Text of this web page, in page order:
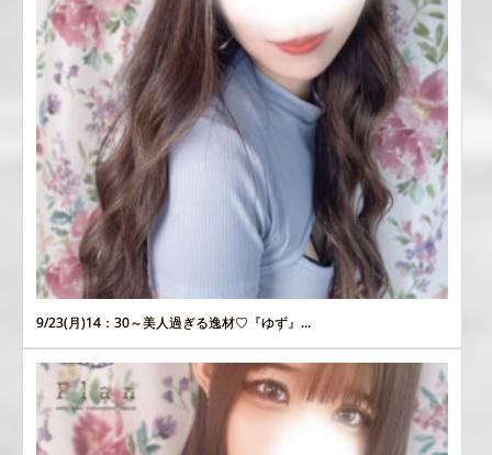
9/23(月)14：30～美人過ぎる逸材♡『ゆず』...